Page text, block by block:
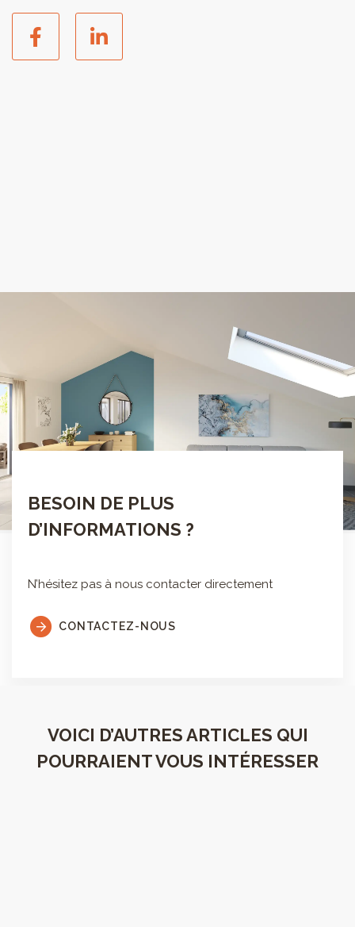
BESOIN DE PLUS
D’INFORMATIONS ?
N’hésitez pas à nous contacter directement
CONTACTEZ-NOUS
VOICI D’AUTRES ARTICLES QUI
POURRAIENT VOUS INTÉRESSER